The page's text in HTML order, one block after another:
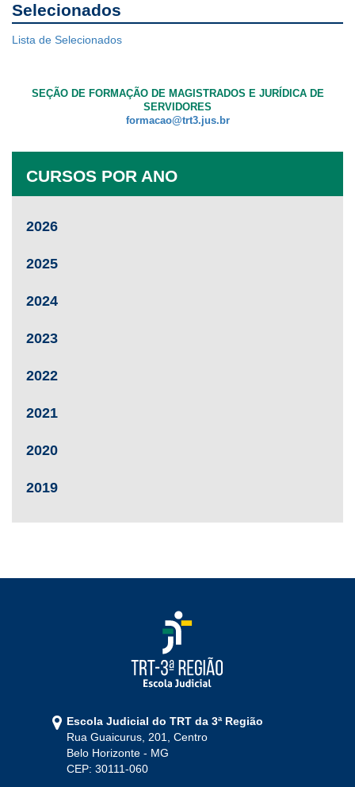
Selecionados
Lista de Selecionados
SEÇÃO DE FORMAÇÃO DE MAGISTRADOS E JURÍDICA DE
SERVIDORES
formacao@trt3.jus.br
CURSOS POR ANO
2026
2025
2024
2023
2022
2021
2020
2019
Escola Judicial do TRT da 3ª Região
Rua Guaicurus, 201, Centro
Belo Horizonte - MG
CEP: 30111-060